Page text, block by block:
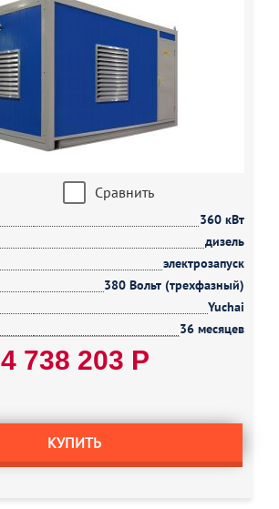
Сравнить
360 кВт
дизель
электрозапуск
380 Вольт (трехфазный)
Yuchai
36 месяцев
4 738 203 Р
КУПИТЬ